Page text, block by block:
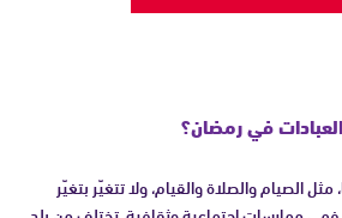
في رمضان؟
الصيام والصلاة والقيام، ولا تتغيّر بتغيّر